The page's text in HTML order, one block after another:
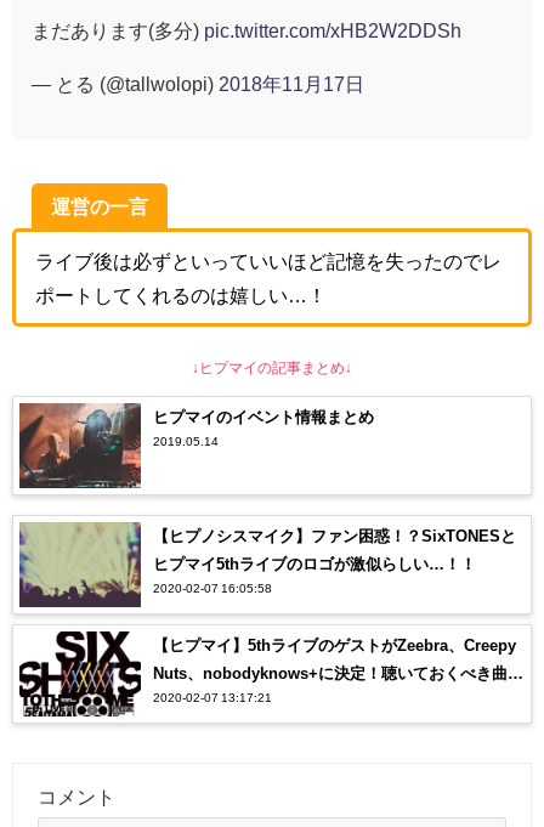
まだあります(多分) pic.twitter.com/xHB2W2DDSh
— とる (@tallwolopi) 2018年11月17日
運営の一言
ライブ後は必ずといっていいほど記憶を失ったのでレ
ポートしてくれるのは嬉しい…！
↓ヒプマイの記事まとめ↓
ヒプマイのイベント情報まとめ
2019.05.14
【ヒプノシスマイク】ファン困惑！？SixTONESと
ヒプマイ5thライブのロゴが激似らしい…！！
2020-02-07 16:05:58
【ヒプマイ】5thライブのゲストがZeebra、Creepy
Nuts、nobodyknows+に決定！聴いておくべき曲
は？？
2020-02-07 13:17:21
コメント